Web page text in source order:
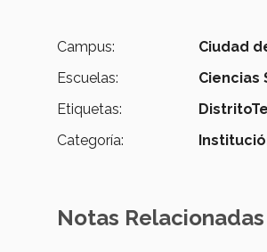
Campus:
Ciudad
Escuelas:
Ciencias
Etiquetas:
Categoría:
Notas Relacionadas